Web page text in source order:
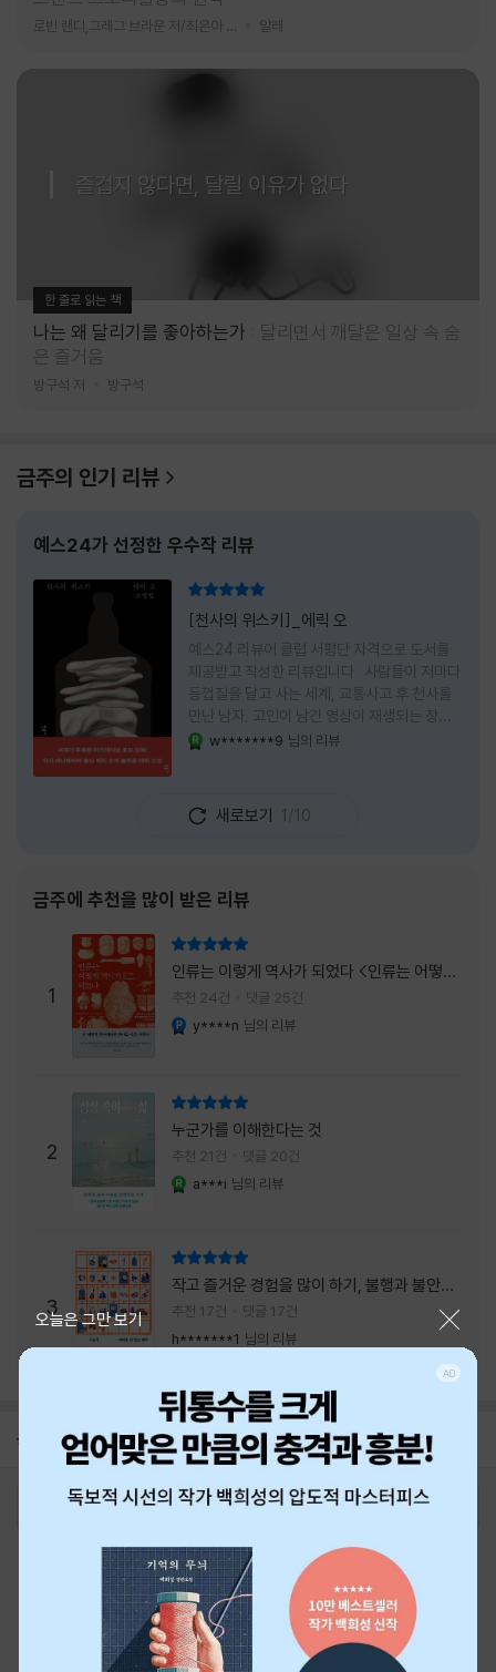
알레
즐겁지 않다면, 달릴 이유가 없다
한 줄로 읽는 책
나는 왜 달리기를 좋아하는가
달리면서 깨달은 일상 속 숨
은 즐거움
방구석 저 방구석
금주의 인기 리뷰
예스24가 선정한 우수작 리뷰
[천사의 위스키]_에릭 오
예스24 리뷰어 클럽 서평단 자격으로 도서를
제공받고 작성한 리뷰입니다 사람들이 저마다
등껍질을 달고 사는 세계, 교통사고 후 천사를
만난 남자, 고인이 남긴 영상이 재생되는 장례
식장에서 똥을 싼 개. 이 책에는 몇 줄만 읽어도
넘어가 있었다. 소설을 읽으면서 잘 만든 단편
애니메이션 여러 편을 차례로 보는 기분이 들었
선명하게 그려졌고, 한 편이 끝날 때마다 질문
이 뒤따라왔다. 감출 수 없는 세계는 더 다정할
까 「등껍질」의 세계에서 사람들은 저마다 다른
등껍질을 달고 살아간다. 몸의 일부이면서 한
사람을 표현하는 수단
w*******9 님의 리뷰
새로보기 1/10
금주에 추천을 많이 받은 리뷰
1
인류는 이렇게 역사가 되었다 <인류는 어떻게
역사가 되었나>
추천 24건 댓글 25건
y****n 님의 리뷰
2
누군가를 이해한다는 것
추천 21건 댓글 20건
a***i 님의 리뷰
3
작고 즐거운 경험을 많이 하기, 불행과 불안을
회피하지 말기, 그리고 좋은 사람을 많이 만나
기.
추천 17건
댓글 17건
h*******1 님의 리뷰
공지 26년 NBCI 수상 안내
2026-08-01
오늘은 그만 보기
로그인 최근 본 상품 주문/배송
고객센터 1544-3800 티켓 1544-6399
중고샵 1566-4295
eBook 1:1문의/채팅상담
예스이십사(주) 사업자 정보
이용약관
개인정보처리방침
청소년보호정책
PC버전
회사소개 거래처관계자께